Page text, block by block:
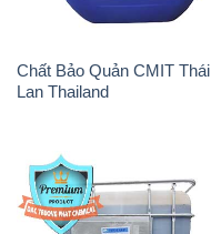
Chất Bảo Quản CMIT Thái
Lan Thailand